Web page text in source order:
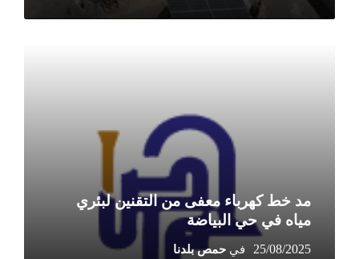
مد خط كهرباء معفى من التقنين لبئري
مياه في حي البياضة
25/08/2025